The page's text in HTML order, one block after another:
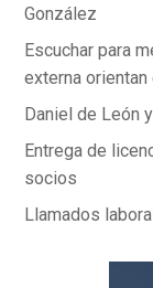
González
Escuchar para
externa orientan
Daniel de León
Entrega de
socios
Llamados